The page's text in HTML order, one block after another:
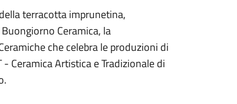
terracotta imprunetina,
Ceramica, la
che celebra le produzioni di
Ceramica Artistica e Tradizionale di